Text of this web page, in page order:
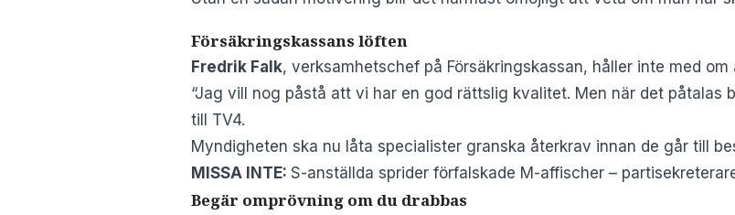
Försäkringskassans löften
Fredrik Falk, verksamhetschef på Försäkringskassan, håller inte med
“Jag vill nog påstå att vi har en god rättslig kvalitet. Men när det påtalas
till TV4.
Myndigheten ska nu låta specialister granska återkrav innan de går till
MISSA INTE: S-anställda sprider förfalskade M-affischer –
Begär omprövning om du drabbas